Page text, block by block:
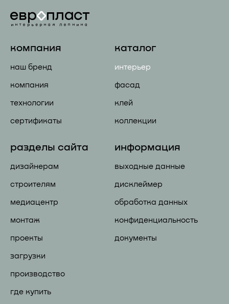
компания
наш бренд
компания
технологии
сертификаты
каталог
интерьер
фасад
клей
коллекции
разделы сайта
дизайнерам
строителям
медиацентр
монтаж
проекты
загрузки
производство
где купить
информация
выходные данные
дисклеймер
обработка данных
конфиденциальность
документы